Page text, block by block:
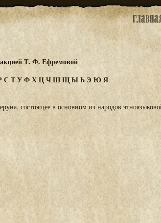
Т. Ф. Ефремовой
С ТУФХЦЧШЩЫЬ Э Ю Я
состоящее в основном из народов